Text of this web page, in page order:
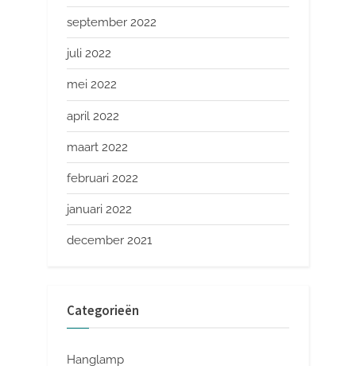
september 2022
juli 2022
mei 2022
april 2022
maart 2022
februari 2022
januari 2022
december 2021
Categorieën
Hanglamp